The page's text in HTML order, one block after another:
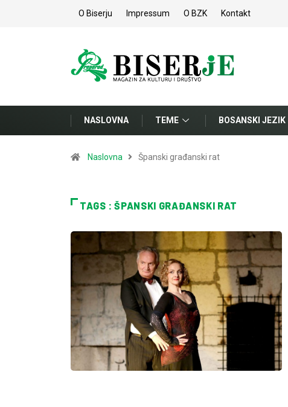
O Biserju Impressum O BZK Kontakt
NASLOVNA TEME BOSANSKI JEZIK
Naslovna Španski građanski rat
TAGS : ŠPANSKI GRAĐANSKI RAT